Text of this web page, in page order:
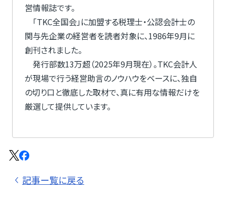
営情報誌です。
「TKC全国会」に加盟する税理士・公認会計士の
関与先企業の経営者を読者対象に、1986年9月に
創刊されました。
発行部数13万超（2025年9月現在）。TKC会計人
が現場で行う経営助言のノウハウをベースに、独自
の切り口と徹底した取材で、真に有用な情報だけを
厳選して提供しています。
記事ー覧に戻る